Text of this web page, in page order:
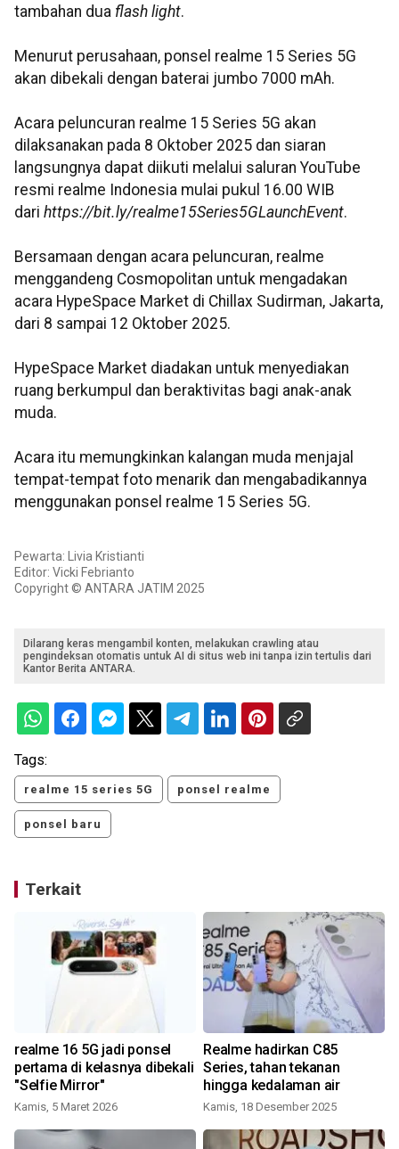
tambahan dua flash light.
Menurut perusahaan, ponsel realme 15 Series 5G
akan dibekali dengan baterai jumbo 7000 mAh.
Acara peluncuran realme 15 Series 5G akan
dilaksanakan pada 8 Oktober 2025 dan siaran
langsungnya dapat diikuti melalui saluran YouTube
resmi realme Indonesia mulai pukul 16.00 WIB
dari https://bit.ly/realme15Series5GLaunchEvent.
Bersamaan dengan acara peluncuran, realme
menggandeng Cosmopolitan untuk mengadakan
acara HypeSpace Market di Chillax Sudirman, Jakarta,
dari 8 sampai 12 Oktober 2025.
HypeSpace Market diadakan untuk menyediakan
ruang berkumpul dan beraktivitas bagi anak-anak
muda.
Acara itu memungkinkan kalangan muda menjajal
tempat-tempat foto menarik dan mengabadikannya
menggunakan ponsel realme 15 Series 5G.
Pewarta: Livia Kristianti
Editor: Vicki Febrianto
Copyright © ANTARA JATIM 2025
Dilarang keras mengambil konten, melakukan crawling atau
pengindeksan otomatis untuk AI di situs web ini tanpa izin tertulis dari
Kantor Berita ANTARA.
Tags:
realme 15 series 5G ponsel realme
ponsel baru
Terkait
realme 16 5G jadi ponsel
pertama di kelasnya dibekali
"Selfie Mirror"
Kamis, 5 Maret 2026
Realme hadirkan C85
Series, tahan tekanan
hingga kedalaman air
Kamis, 18 Desember 2025